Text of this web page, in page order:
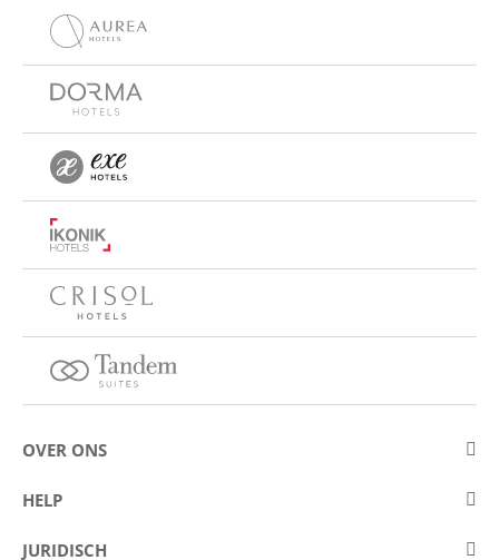
OVER ONS
Over Eurostars Hotel Company
HELP
Contact opnemen
JURIDISCH